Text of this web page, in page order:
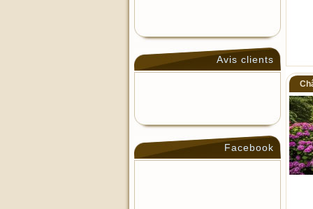
Avis clients
Facebook